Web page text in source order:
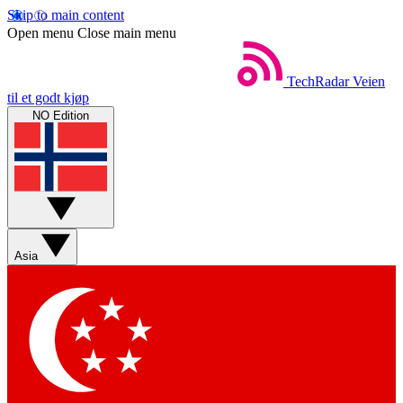
Skip to main content
Open menu Close main menu
TechRadar Veien
til et godt kjøp
NO Edition
Asia